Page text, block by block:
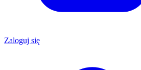
Zaloguj się